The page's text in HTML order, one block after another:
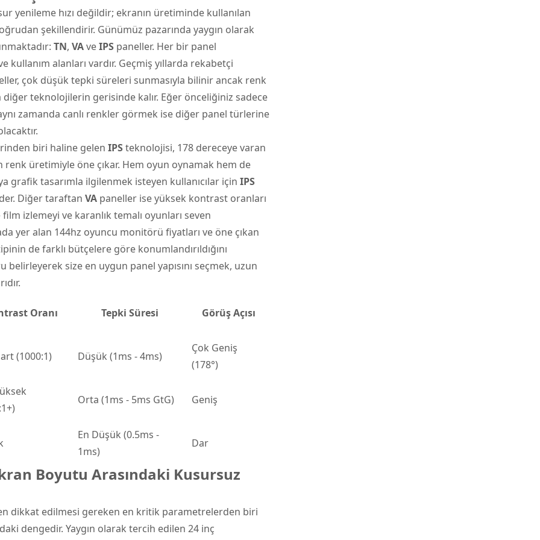
yenileme hızı değildir; ekranın üretiminde kullanılan
şekillendirir. Günümüz pazarında yaygın olarak
TN, VAveIPS paneller. Her bir panel
alanları vardır. Geçmiş yıllarda rekabetçi
çok düşük tepki süreleri sunmasıyla bilinir ancak renk
teknolojilerin gerisinde kalır. Eğer önceliğiniz sadece
zamanda canlı renkler görmek ise diğer panel türlerine
biri haline gelen IPSteknolojisi, 178 dereceye varan
renk üretimiyle öne çıkar. Hem oyun oynamak hem de
grafik tasarımla ilgilenmek isteyen kullanıcılar için IPS
Diğer taraftan VA paneller ise yüksek kontrast oranları
izlemeyi ve karanlık temalı oyunları seven
yer alan 144hz oyuncu monitörü fiyatları ve öne çıkan
de farklı bütçelere göre konumlandırıldığını
belirleyerek size en uygun panel yapısını seçmek, uzun
Oranı Tepki Süresi Görüş Açısı
(1000:1) Düşük (1ms - 4ms)
Çok Geniş
(178°)
Orta (1ms - 5ms GtG) Geniş
En Düşük (0.5ms -
1ms)
Dar
Boyutu Arasındaki Kusursuz
dikkat edilmesi gereken en kritik parametrelerden biri
dengedir. Yaygın olarak tercih edilen 24 inç